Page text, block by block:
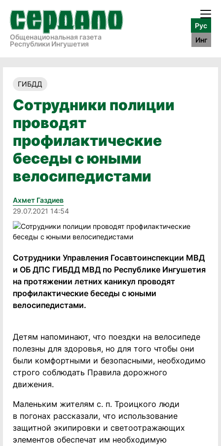
Общенациональная газета
Республики Ингушетия
Рус
Инг
ГИБДД
Сотрудники полиции
проводят
профилактические
беседы с юными
велосипедистами
Ахмет Газдиев
29.07.2021 14:54
Сотрудники Управления Госавтоинспекции МВД
и ОБ ДПС ГИБДД МВД по Республике Ингушетия
на протяжении летних каникул проводят
профилактические беседы с юными
велосипедистами.
Детям напоминают, что поездки на велосипеде
полезны для здоровья, но для того чтобы они
были комфортными и безопасными, необходимо
строго соблюдать Правила дорожного
движения.
Маленьким жителям с. п. Троицкого люди
в погонах рассказали, что использование
защитной экипировки и светоотражающих
элементов обеспечат им необходимую